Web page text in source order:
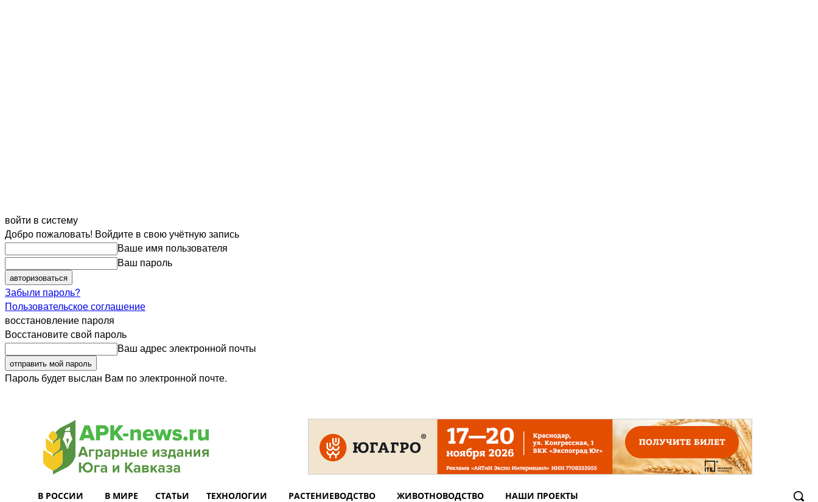
войти в систему
Добро пожаловать! Войдите в свою учётную запись
Ваше имя пользователя
Ваш пароль
Забыли пароль?
Пользовательское соглашение
восстановление пароля
Восстановите свой пароль
Ваш адрес электронной почты
Пароль будет выслан Вам по электронной почте.
В РОССИИ В МИРЕ СТАТЬИ ТЕХНОЛОГИИ РАСТЕНИЕВОДСТВО ЖИВОТНОВОДСТВО НАШИ ПРОЕКТЫ